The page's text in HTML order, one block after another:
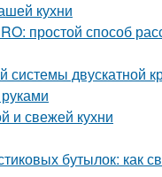
кухни
простой способ
системы двускатной
и свежей кухни
бутылок: как